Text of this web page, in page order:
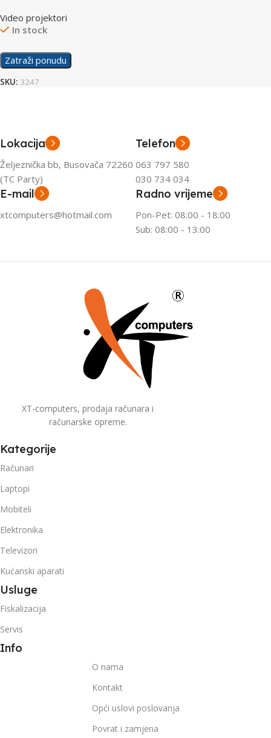
Video projektori
In stock
Zatraži ponudu
SKU: 3247
Lokacija
Željeznička bb, Busovača 72260
(TC Party)
Telefon
063 797 580
030 734 034
E-mail
xtcomputers@hotmail.com
Radno vrijeme
Pon-Pet: 08:00 - 18:00
Sub: 08:00 - 13:00
XT-computers, prodaja računara i
računarske opreme.
Kategorije
Računari
Laptopi
Mobiteli
Elektronika
Televizori
Kućanski aparati
Usluge
Fiskalizacija
Servis
Info
O nama
Kontakt
Opći uslovi poslovanja
Povrat i zamjena